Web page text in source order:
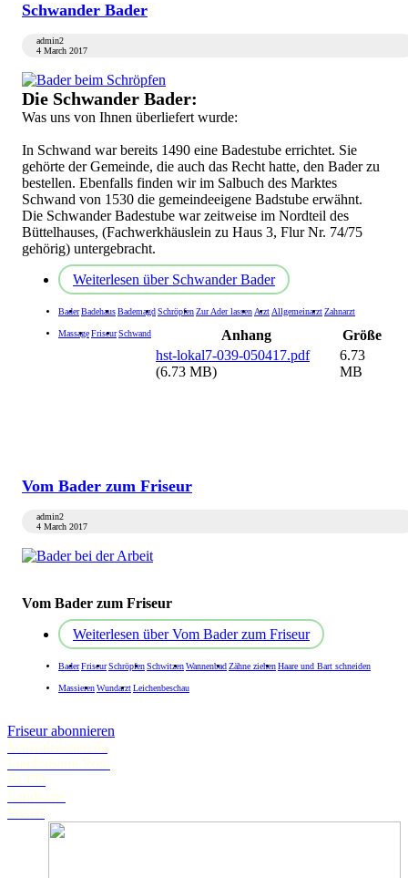
Schwander Bader
admin2
4 March 2017
Die Schwander Bader:
Was uns von Ihnen überliefert wurde:
In Schwand war bereits 1490 eine Badestube errichtet. Sie
gehörte der Gemeinde, die auch das Recht hatte, den Bader zu
bestellen. Ebenfalls finden wir im Salbuch des Marktes
Schwand von 1530 die gemeindeeigene Badstube erwähnt.
Die Schwander Badestube war zeitweise im Nordteil des
Büttelhauses, (Fachwerkhäuslein zu Haus 3, Flur Nr. 74/75
gehörig) untergebracht.
Weiterlesen über Schwander Bader
BaderBadehausBademagdSchröpfenZur Ader lassen Arzt AllgemeinarztZahnarzt
MassageFriseurSchwand Anhang
Größe
hst-lokal7-039-050417.pdf
(6.73 MB)
6.73
MB
Vom Bader zum Friseur
admin2
4 March 2017
Vom Bader zum Friseur
Weiterlesen über Vom Bader zum Friseur
BaderFriseurSchröpfenSchwitzenWannenbadZähne ziehenHaare und Bart schneiden
MassierenWundarztLeichenbeschau
Friseur abonnieren
Schwanstetten.de
Landratsamt Roth
BLFD
Landkarte
Wetter